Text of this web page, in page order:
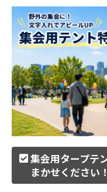
集会用タープテ
まかせください！